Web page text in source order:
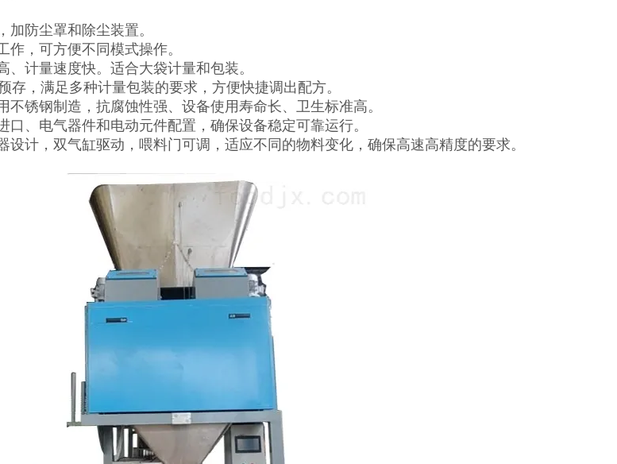
加防尘罩和除尘装置。
作，可方便不同模式操作。
、计量速度快。适合大袋计量和包装。
存，满足多种计量包装的要求，方便快捷调出配方。
不锈钢制造，抗腐蚀性强、设备使用寿命长、卫生标准高。
口、电气器件和电动元件配置，确保设备稳定可靠运行。
设计，双气缸驱动，喂料门可调，适应不同的物料变化，确保高速高精度的要求。